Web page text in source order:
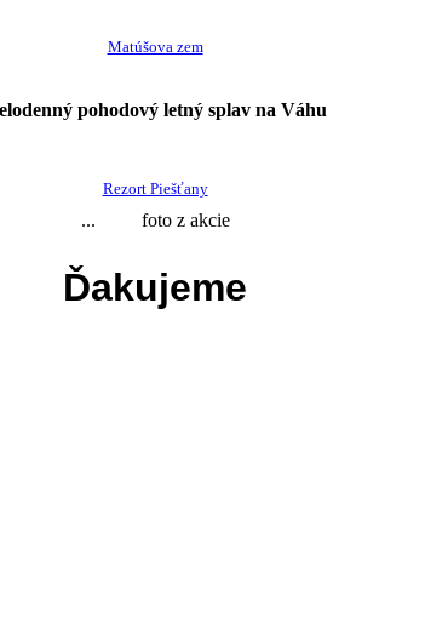
Matúšova zem
pohodový letný splav na Váhu
Rezort Piešťany
... foto z akcie
Ďakujeme